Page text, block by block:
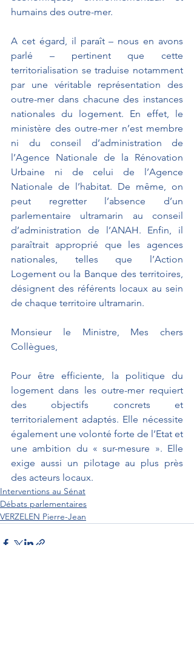
humains des outre-mer.
A cet égard, il paraît – nous en avons
parlé – pertinent que cette
territorialisation se traduise notamment
par une véritable représentation des
outre-mer dans chacune des instances
nationales du logement. En effet, le
ministère des outre-mer n’est membre
ni du conseil d’administration de
l’Agence Nationale de la Rénovation
Urbaine ni de celui de l’Agence
Nationale de l’habitat. De même, on
peut regretter l’absence d’un
parlementaire ultramarin au conseil
d’administration de l’ANAH. Enfin, il
paraîtrait approprié que les agences
nationales, telles que l’Action
Logement ou la Banque des territoires,
désignent des référents locaux au sein
de chaque territoire ultramarin.
Monsieur le Ministre, Mes chers
Collègues,
Pour être efficiente, la politique du
logement dans les outre-mer requiert
des objectifs concrets et
territorialement adaptés. Elle nécessite
également une volonté forte de l’Etat et
une ambition du « sur-mesure ». Elle
exige aussi un pilotage au plus près
des acteurs locaux.
Interventions au Sénat
Débats parlementaires
VERZELEN Pierre-Jean